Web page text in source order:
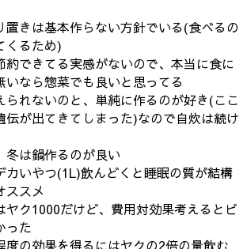
置きは基本作らない方針でいる(食べるの
くるため)
約できてる実感がないので、本当に食に
いなら惣菜でも良いと思ってる
られないのと、単純に作るのが好き(ここ
伝が出てきてしまった)なので自炊は続け
冬は鍋作るのが良い
カいやつ(1L)飲んどくと睡眠の質が結構
ススメ
ヤク1000だけど、費用対効果考えるとピ
った
度の効果を得るにはヤクの2倍の量飲む